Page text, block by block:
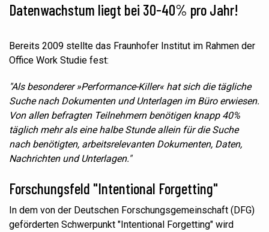
Datenwachstum liegt bei 30-40% pro Jahr!
Bereits 2009 stellte das Fraunhofer Institut im Rahmen der
Office Work Studie fest:
"Als besonderer»Performance-Killer« hat sich die tägliche
Suche nach Dokumentenund Unterlagen im Büro erwiesen.
Von allen befragten Teilnehmern benötigen knapp 40%
täglich mehr als eine halbe Stunde allein für die Suche
nach benötigten, arbeitsrelevanten Dokumenten, Daten,
Nachrichten und Unterlagen."
Forschungsfeld "Intentional Forgetting"
In dem von der Deutschen Forschungsgemeinschaft (DFG)
geförderten Schwerpunkt "Intentional Forgetting" wird